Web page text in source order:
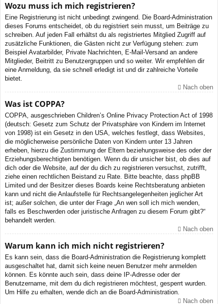
Wozu muss ich mich registrieren?
Eine Registrierung ist nicht unbedingt zwingend. Die Board-Administration
dieses Forums entscheidet, ob du registriert sein musst, um Beiträge zu
schreiben. Auf jeden Fall erhältst du als registriertes Mitglied Zugriff auf
zusätzliche Funktionen, die Gästen nicht zur Verfügung stehen: zum
Beispiel Avatarbilder, Private Nachrichten, E-Mail-Versand an andere
Mitglieder, Beitritt zu Benutzergruppen und so weiter. Wir empfehlen dir
eine Anmeldung, da sie schnell erledigt ist und dir zahlreiche Vorteile
bietet.
Nach oben
Was ist COPPA?
COPPA, ausgeschrieben Children’s Online Privacy Protection Act of 1998
(deutsch: Gesetz zum Schutz der Privatsphäre von Kindern im Internet
von 1998) ist ein Gesetz in den USA, welches festlegt, dass Websites,
die möglicherweise persönliche Daten von Kindern unter 13 Jahren
erheben, hierzu die Zustimmung der Eltern beziehungsweise des oder der
Erziehungsberechtigten benötigen. Wenn du dir unsicher bist, ob dies auf
dich oder die Website, auf der du dich zu registrieren versuchst, zutrifft,
ziehe einen rechtlichen Beistand zu Rate. Bitte beachte, dass phpBB
Limited und der Besitzer dieses Boards keine Rechtsberatung anbieten
kann und nicht die Anlaufstelle für Rechtsangelegenheiten jeglicher Art
ist; außer solchen, die unter der Frage „An wen soll ich mich wenden,
falls es Beschwerden oder juristische Anfragen zu diesem Forum gibt?“
behandelt werden.
Nach oben
Warum kann ich mich nicht registrieren?
Es kann sein, dass die Board-Administration die Registrierung komplett
ausgeschaltet hat, damit sich keine neuen Benutzer mehr anmelden
können. Es könnte auch sein, dass deine IP-Adresse oder der
Benutzername, mit dem du dich registrieren möchtest, gesperrt wurden.
Um Hilfe zu erhalten, wende dich an die Board-Administration.
Nach oben